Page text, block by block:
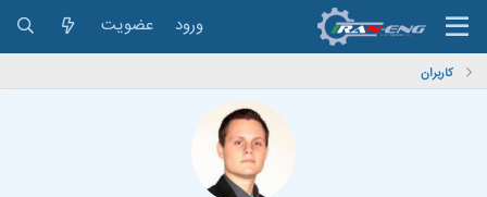
ورود عضویت
کاربران